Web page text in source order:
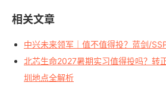
相关文章
中兴未来领军｜值不值得投？蓝剑/
北芯生命2027暑期实习值得投吗？转
圳地点全解析